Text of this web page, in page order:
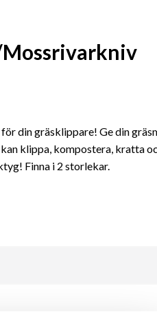
din gräsklippare! Ge din
klippa, kompostera, kratta
Finna i 2 storlekar.